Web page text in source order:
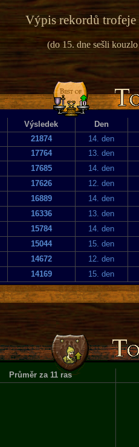
Výpis rekordů
(do 15. dne sešli
Výsledek
Den
21874
14. den
17764
13. den
17685
14. den
17626
12. den
16889
14. den
16336
13. den
15784
14. den
15044
15. den
14672
12. den
14169 15. den
Průměr za 11 ras